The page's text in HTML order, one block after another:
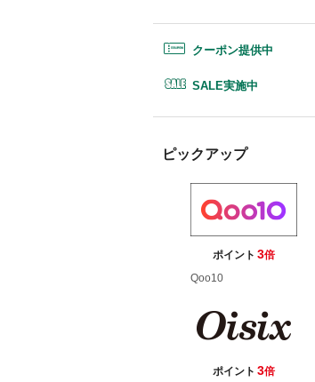
クーポン提供中
SALE実施中
ピックアップ
ポイント 3倍
Qoo10
ポイント 3倍